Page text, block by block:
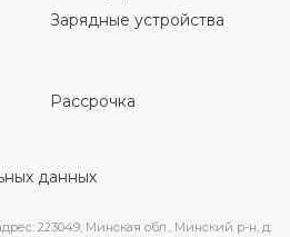
Зарядные устройства
Рассрочка
данных
223049, Минская обл., Минский р-н, д.